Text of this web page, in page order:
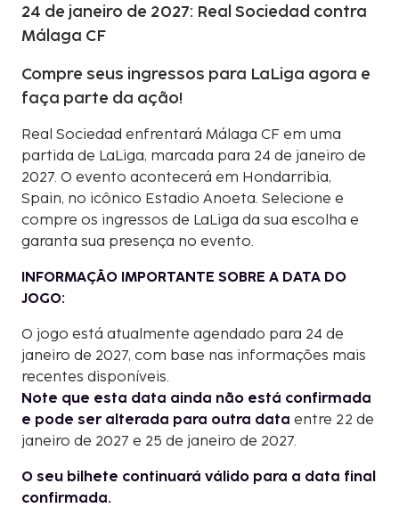
24 de janeiro de 2027: Real Sociedad contra
Málaga CF
Compre seus ingressos para LaLiga agora e
faça parte da ação!
Real Sociedad enfrentará Málaga CF em uma
partida de LaLiga, marcada para 24 de janeiro de
2027. O evento acontecerá em Hondarribia,
Spain, no icônico Estadio Anoeta. Selecione e
compre os ingressos de LaLiga da sua escolha e
garanta sua presença no evento.
INFORMAÇÃO IMPORTANTE SOBRE A DATA DO
JOGO:
O jogo está atualmente agendado para 24 de
janeiro de 2027, com base nas informações mais
recentes disponíveis.
Note que esta data ainda não está confirmada
e pode ser alterada para outra data entre 22 de
janeiro de 2027 e 25 de janeiro de 2027.
O seu bilhete continuará válido para a data final
confirmada.